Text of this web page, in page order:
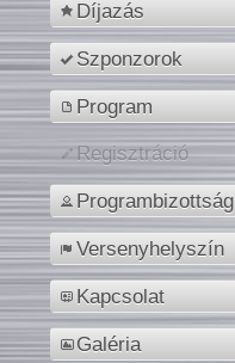
Díjazás
Szponzorok
Program
Regisztráció
Programbizottság
Versenyhelyszín
Kapcsolat
Galéria